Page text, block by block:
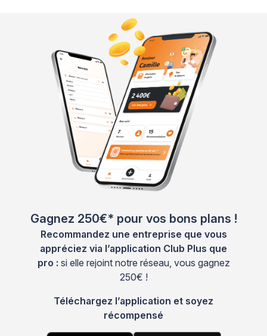
Gagnez 250€* pour vos bons plans !
Recommandez une entreprise que vous
appréciez via l’application Club Plus que
pro : si elle rejoint notre réseau, vous gagnez
250€ !
Téléchargez l’application et soyez
récompensé